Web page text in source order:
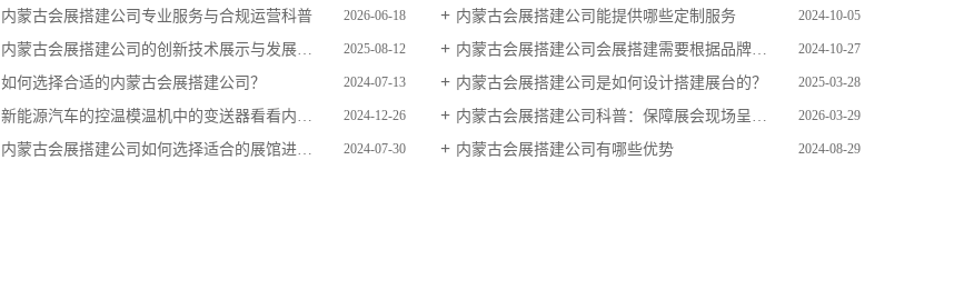
内蒙古会展搭建公司专业服务与合规运营科普 2026-06-18 内蒙古会展搭建公司能提供哪些定制服务 2024-10-05
内蒙古会展搭建公司的创新技术展示与发展趋势 2025-08-12 内蒙古会展搭建公司会展搭建需要根据品牌的定位来设计展台的风格和布局展台 2024-10-27
如何选择合适的内蒙古会展搭建公司？ 2024-07-13 内蒙古会展搭建公司是如何设计搭建展台的？ 2025-03-28
新能源汽车的控温模温机中的变送器看看内蒙古会展搭建公司的分享！ 2024-12-26 内蒙古会展搭建公司科普：保障展会现场呈现优质效果 2026-03-29
内蒙古会展搭建公司如何选择适合的展馆进行搭建？ 2024-07-30 内蒙古会展搭建公司有哪些优势 2024-08-29